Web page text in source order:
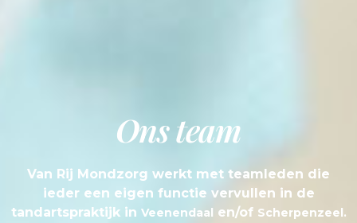
Ons team
Van Rij Mondzorg werkt met teamleden die
ieder een eigen functie vervullen in de
tandartspraktijk in Veenendaal en/of Scherpenzeel.